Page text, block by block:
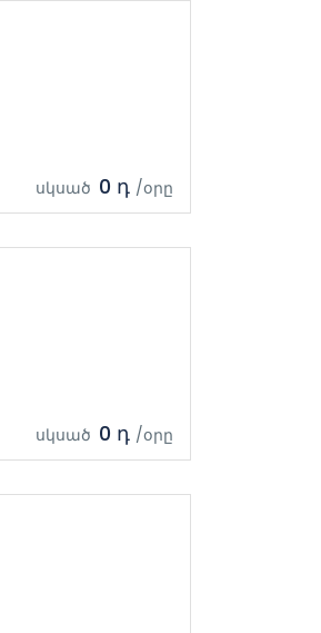
սկսած 0 դ /օրը
սկսած 0 դ /օրը